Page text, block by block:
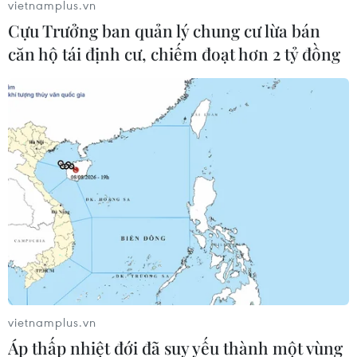
#bài tuyên truyền COVID-19
#vaccine phòng COVID-19
#Sổ sức khỏe điện tử
#App Hồ sơ sức khoẻ
Theo dõi VietnamPlus
vietnamplus.vn
Cựu Trưởng ban quản lý chung cư lừa bán
căn hộ tái định cư, chiếm đoạt hơn 2 tỷ đồng
vietnamplus.vn
Áp thấp nhiệt đới đã suy yếu thành một vùng